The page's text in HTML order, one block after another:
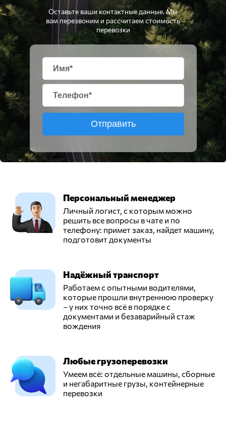
Оставьте ваши контактные данные. Мы
вам перезвоним и рассчитаем стоимость
перевозки
Отправить
Персональный менеджер
Личный логист, с которым можно
решить все вопросы в чате и по
телефону: примет заказ, найдет машину,
подготовит документы
Надёжный транспорт
Работаем с опытными водителями,
которые прошли внутреннюю проверку
– у них точно всё в порядке с
документами и безаварийный стаж
вождения
Любые грузоперевозки
Умеем всё: отдельные машины, сборные
и негабаритные грузы, контейнерные
перевозки